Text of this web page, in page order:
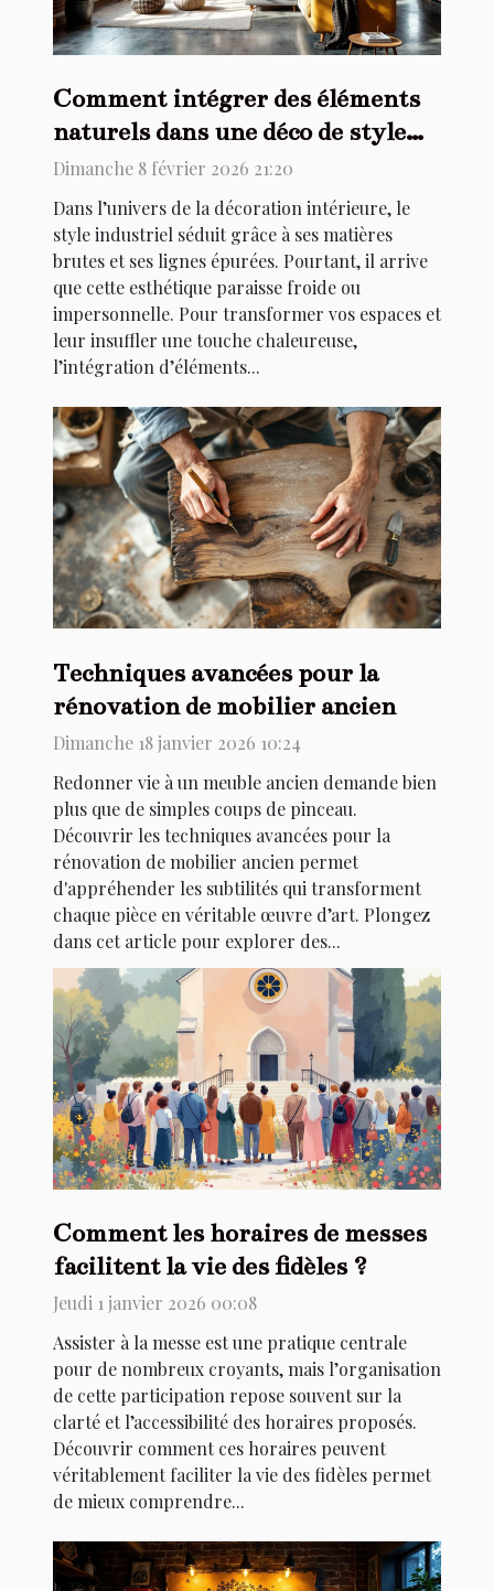
Comment intégrer des éléments
naturels dans une déco de style
industriel ?
Dimanche 8 février 2026 21:20
Dans l’univers de la décoration intérieure, le
style industriel séduit grâce à ses matières
brutes et ses lignes épurées. Pourtant, il arrive
que cette esthétique paraisse froide ou
impersonnelle. Pour transformer vos espaces et
leur insuffler une touche chaleureuse,
l’intégration d’éléments...
Techniques avancées pour la
rénovation de mobilier ancien
Dimanche 18 janvier 2026 10:24
Redonner vie à un meuble ancien demande bien
plus que de simples coups de pinceau.
Découvrir les techniques avancées pour la
rénovation de mobilier ancien permet
d'appréhender les subtilités qui transforment
chaque pièce en véritable œuvre d’art. Plongez
dans cet article pour explorer des...
Comment les horaires de messes
facilitent la vie des fidèles ?
Jeudi 1 janvier 2026 00:08
Assister à la messe est une pratique centrale
pour de nombreux croyants, mais l’organisation
de cette participation repose souvent sur la
clarté et l’accessibilité des horaires proposés.
Découvrir comment ces horaires peuvent
véritablement faciliter la vie des fidèles permet
de mieux comprendre...